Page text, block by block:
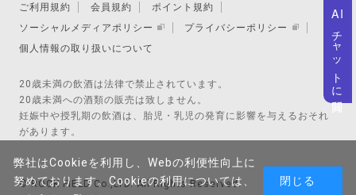
ご利用規約
会員規約
ポイント規約
ソーシャルメディアポリシー
プライバシーポリシー
個人情報の取り扱いについて
20歳未満の飲酒は法律で禁止されています。
20歳未満への酒類の販売は致しません。
妊娠中や授乳期の飲酒は、胎児・乳児の発育に影響を与えるおそれ
があります。
© ROCK FIELD Co.,LTD. All Rights Reserved.
AI
チャットに質問
弊社はCookieを利用し、Webの利便性向上に
努めております。Cookieの利用については、
閉じる